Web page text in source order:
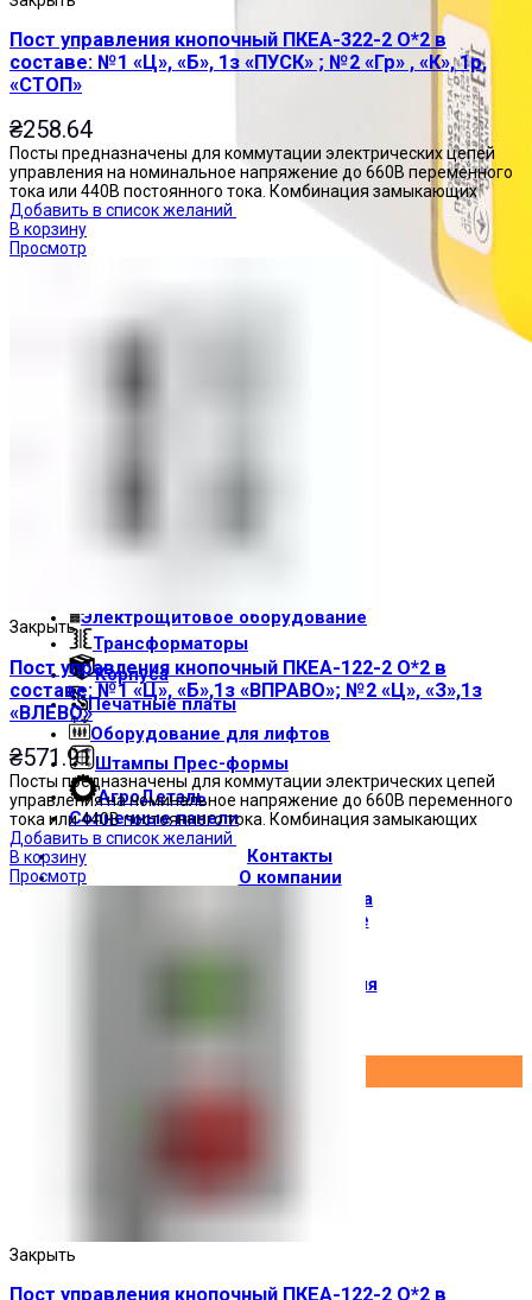
Световые индикаторы
Электрощитовое оборудование
Трансформаторы
Корпуса
Печатные платы
Оборудование для лифтов
Штампы Прес-формы
АгроДеталь
Солнечные панели
Контакты
О компании
Доставка и оплата
О торговой марке
Вход / Регистрация
Пост управления кнопочный ПКЕА-322-2 О*2 в
составе: №1 «Ц», «Б», 1з «ПУСК» ; №2 «Гр» , «К», 1р,
«СТОП»
₴258.64
Посты предназначены для коммутации электрических цепей
управления на номинальное напряжение до 660В переменного
тока или 440В постоянного тока. Комбинация замыкающих
Добавить в список желаний
В корзину
Просмотр
Закрыть
Пост управления кнопочный ПКЕА-122-2 О*2 в
составе: №1 «Ц», «Б»,1з «ВПРАВО»; №2 «Ц», «З»,1з
«ВЛЕВО»
₴571.91
Посты предназначены для коммутации электрических цепей
управления на номинальное напряжение до 660В переменного
тока или 440В постоянного тока. Комбинация замыкающих
Добавить в список желаний
В корзину
Просмотр
Закрыть
Пост управления кнопочный ПКЕА-122-2 О*2 в